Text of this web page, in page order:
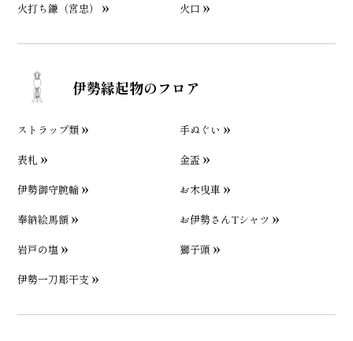
火打ち鎌（宮忠）
火口
伊勢縁起物のフロア
ストラップ類
手ぬぐい
表札
金盃
伊勢御守腕輪
お木曳車
奉納絵馬額
お伊勢さんTシャツ
岩戸の塩
獅子頭
伊勢一刀彫干支